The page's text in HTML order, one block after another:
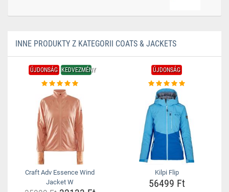
INNE PRODUKTY Z KATEGORII COATS & JACKETS
ÚJDONSÁG KEDVEZMÉNY
Craft Adv Essence Wind
Jacket W
ÚJDONSÁG
Kilpi Flip
56499 Ft